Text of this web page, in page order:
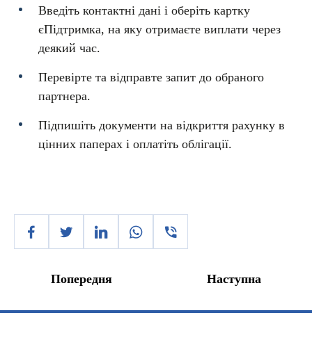
Введіть контактні дані і оберіть картку
єПідтримка, на яку отримаєте виплати через
деякий час.
Перевірте та відправте запит до обраного
партнера.
Підпишіть документи на відкриття рахунку в
цінних паперах і оплатіть облігації.
Попередня Наступна